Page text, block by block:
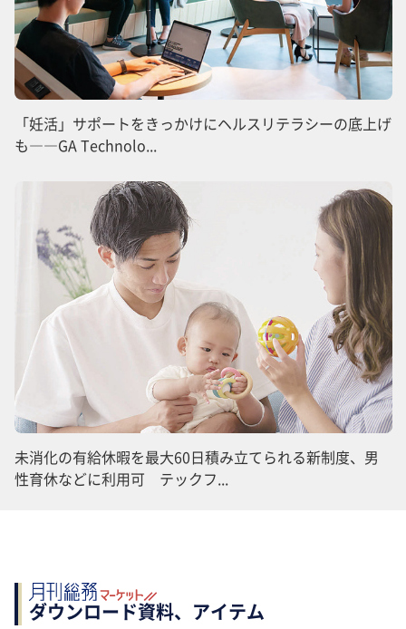
「妊活」サポートをきっかけにヘルスリテラシーの底上げ
も――GA Technolo...
未消化の有給休暇を最大60日積み立てられる新制度、男
性育休などに利用可 テックフ...
ダウンロード資料、アイテム